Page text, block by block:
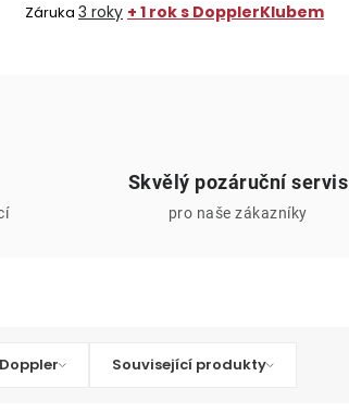
Záruka 3 roky + 1 rok s DopplerKlubem
Skvělý pozáruční servis
pro naše zákazníky
Související produkty